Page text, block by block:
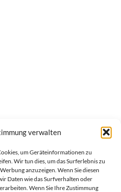
verwalten
um Geräteinformationen zu
Wir tun dies, um das Surferlebnis zu
anzuzeigen. Wenn Sie diesen
Daten wie das Surfverhalten oder
Wenn Sie Ihre Zustimmung